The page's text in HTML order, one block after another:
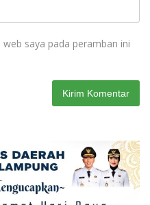
saya pada peramban ini